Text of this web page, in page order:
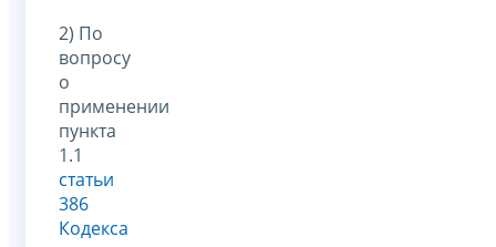
2) По
вопросу
о
применении
пункта
1.1
статьи
386
Кодекса